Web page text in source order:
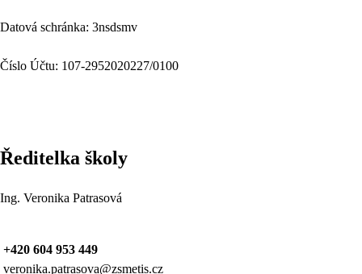
Datová schránka: 3nsdsmv
Číslo Účtu: 107-2952020227/0100
Ředitelka školy
Ing. Veronika Patrasová
+420 604 953 449
veronika.patrasova@zsmetis.cz